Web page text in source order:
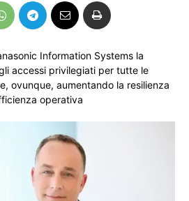
Information Systems la
accessi privilegiati per tutte le
ovunque, aumentando la resilienza
operativa